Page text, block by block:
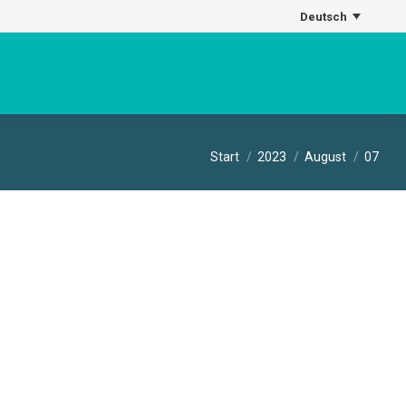
Deutsch
Sie befinden sich hier:
Start 2023 August 07